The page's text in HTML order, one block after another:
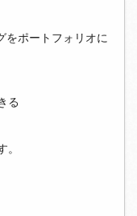
をポートフォリオに
る